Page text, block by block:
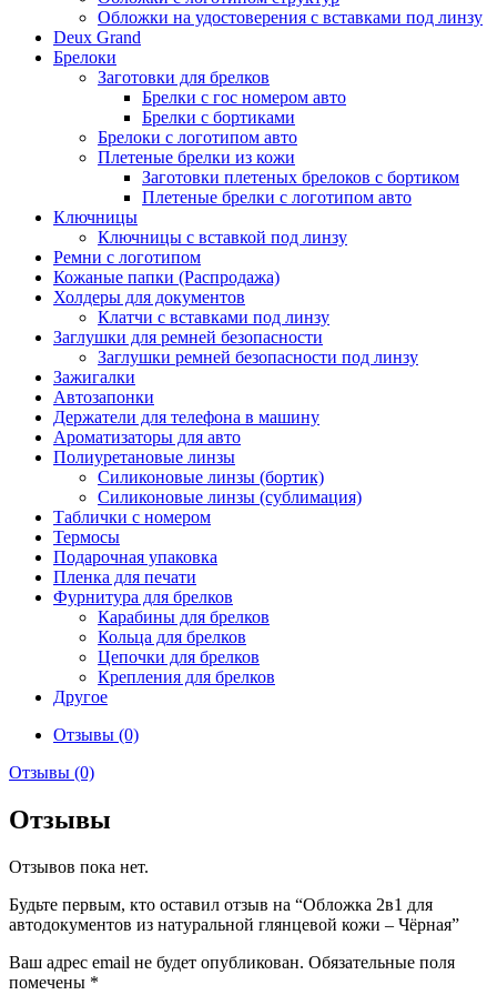
Обложки на удостоверения с вставками под линзу
Deux Grand
Брелоки
Заготовки для брелков
Брелки с гос номером авто
Брелки с бортиками
Брелоки с логотипом авто
Плетеные брелки из кожи
Заготовки плетеных брелоков с бортиком
Плетеные брелки с логотипом авто
Ключницы
Ключницы с вставкой под линзу
Ремни с логотипом
Кожаные папки (Распродажа)
Холдеры для документов
Клатчи с вставками под линзу
Заглушки для ремней безопасности
Заглушки ремней безопасности под линзу
Зажигалки
Автозапонки
Держатели для телефона в машину
Ароматизаторы для авто
Полиуретановые линзы
Силиконовые линзы (бортик)
Силиконовые линзы (сублимация)
Таблички с номером
Термосы
Подарочная упаковка
Пленка для печати
Фурнитура для брелков
Карабины для брелков
Кольца для брелков
Цепочки для брелков
Крепления для брелков
Другое
Отзывы (0)
Отзывы (0)
Отзывы
Отзывов пока нет.
Будьте первым, кто оставил отзыв на “Обложка 2в1 для
автодокументов из натуральной глянцевой кожи – Чёрная”
Ваш адрес email не будет опубликован. Обязательные поля
помечены *